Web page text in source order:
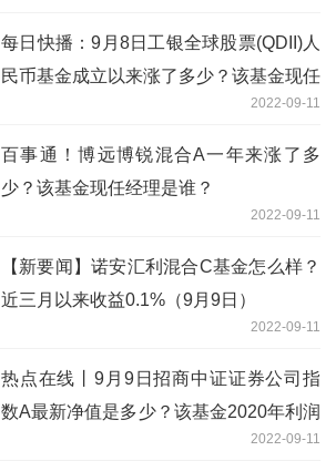
每日快播：9月8日工银全球股票(QDII)人
民币基金成立以来涨了多少？该基金现任
2022-09-11
百事通！博远博锐混合A一年来涨了多
少？该基金现任经理是谁？
2022-09-11
【新要闻】诺安汇利混合C基金怎么样？
近三月以来收益0.1%（9月9日）
2022-09-11
热点在线丨9月9日招商中证证券公司指
数A最新净值是多少？该基金2020年利润
2022-09-11